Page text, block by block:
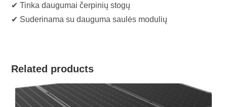
✔ Tinka daugumai čerpinių stogų
✔ Suderinama su dauguma saulės modulių
Related products